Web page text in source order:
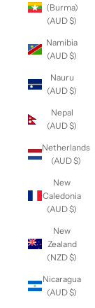
(Burma)
(AUD $)
Namibia
(AUD $)
Nauru
(AUD $)
Nepal
(AUD $)
Netherlands
(AUD $)
New
Caledonia
(AUD $)
New
Zealand
(NZD $)
Nicaragua
(AUD $)